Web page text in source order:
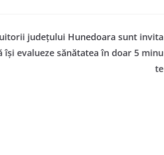
județului Hunedoara sunt invita
își evalueze sănătatea în doar 5 minu
te